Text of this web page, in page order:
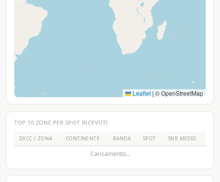
Leaflet | © OpenStreetMap
TOP 10 ZONE PER SPOT RICEVUTI
DXCC / ZONA CONTINENTE BANDA SPOT SNR MEDIO
Caricamento...